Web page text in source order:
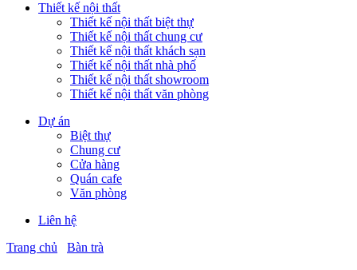
Thiết kế nội thất
Thiết kế nội thất biệt thự
Thiết kế nội thất chung cư
Thiết kế nội thất khách sạn
Thiết kế nội thất nhà phố
Thiết kế nội thất showroom
Thiết kế nội thất văn phòng
Dự án
Biệt thự
Chung cư
Cửa hàng
Quán cafe
Văn phòng
Liên hệ
Trang chủ
Bàn trà